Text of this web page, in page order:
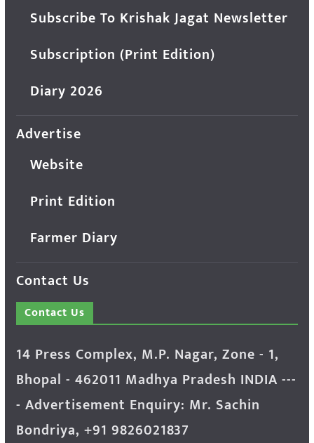
Subscribe To Krishak Jagat Newsletter
Subscription (Print Edition)
Diary 2026
Advertise
Website
Print Edition
Farmer Diary
Contact Us
Contact Us
14 Press Complex, M.P. Nagar, Zone - 1,
Bhopal - 462011 Madhya Pradesh INDIA ---
- Advertisement Enquiry: Mr. Sachin
Bondriya, +91 9826021837